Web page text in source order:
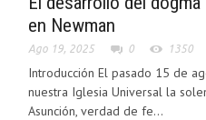
en Newman
Ago 19, 2025 0 1350
Introducción El pasado 15 de
nuestra Iglesia Universal la
Asunción, verdad de fe...